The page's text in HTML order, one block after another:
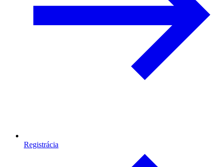
Registrácia